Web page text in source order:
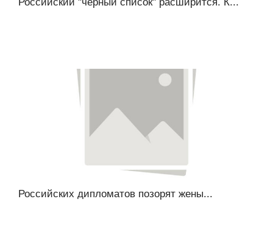
Российских дипломатов позорят жены...